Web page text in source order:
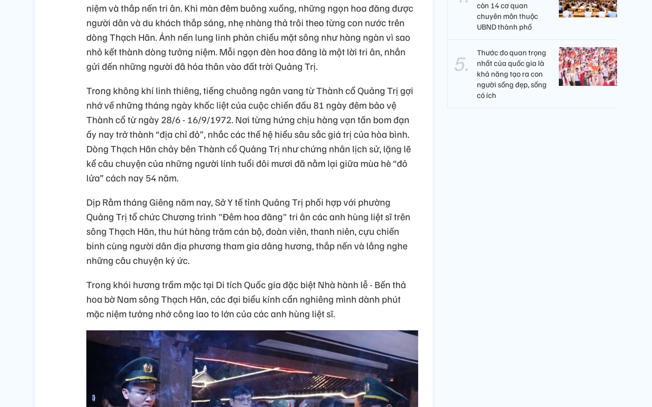
niệm và thắp nến tri ân. Khi màn đêm buông xuống, những ngọn hoa đăng được
người dân và du khách thắp sáng, nhẹ nhàng thả trôi theo từng con nước trên
dòng Thạch Hãn. Ánh nến lung linh phản chiếu mặt sông như hàng ngàn vì sao
nhỏ kết thành dòng tưởng niệm. Mỗi ngọn đèn hoa đăng là một lời tri ân, nhắn
gửi đến những người đã hóa thân vào đất trời Quảng Trị.
Trong không khí linh thiêng, tiếng chuông ngân vang từ Thành cổ Quảng Trị gợi
nhớ về những tháng ngày khốc liệt của cuộc chiến đấu 81 ngày đêm bảo vệ
Thành cổ từ ngày 28/6 - 16/9/1972. Nơi từng hứng chịu hàng vạn tấn bom đạn
ấy nay trở thành “địa chỉ đỏ”, nhắc các thế hệ hiểu sâu sắc giá trị của hòa bình.
Dòng Thạch Hãn chảy bên Thành cổ Quảng Trị như chứng nhân lịch sử, lặng lẽ
kể câu chuyện của những người lính tuổi đôi mươi đã nằm lại giữa mùa hè “đỏ
lửa” cách nay 54 năm.
Dịp Rằm tháng Giêng năm nay, Sở Y tế tỉnh Quảng Trị phối hợp với phường
Quảng Trị tổ chức Chương trình "Đêm hoa đăng" tri ân các anh hùng liệt sĩ trên
sông Thạch Hãn, thu hút hàng trăm cán bộ, đoàn viên, thanh niên, cựu chiến
binh cùng người dân địa phương tham gia dâng hương, thắp nến và lắng nghe
những câu chuyện ký ức.
Trong khói hương trầm mặc tại Di tích Quốc gia đặc biệt Nhà hành lễ - Bến thả
hoa bờ Nam sông Thạch Hãn, các đại biểu kính cẩn nghiêng mình dành phút
mặc niệm tưởng nhớ công lao to lớn của các anh hùng liệt sĩ.
còn 14 cơ quan
chuyên môn thuộc
UBND thành phố
Thước đo quan trọng
nhất của quốc gia là
khả năng tạo ra con
người sống đẹp, sống
có ích